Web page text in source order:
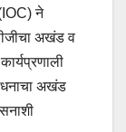
ने
अखंड व
अखंड